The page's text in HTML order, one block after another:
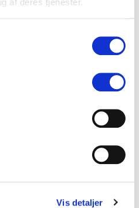
Vis detaljer